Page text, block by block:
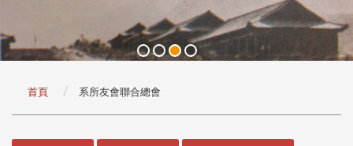
首頁 系所友會聯合總會